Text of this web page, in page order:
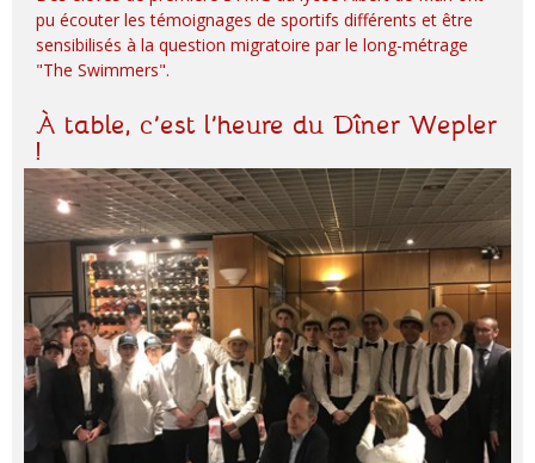
pu écouter les témoignages de sportifs différents et être
sensibilisés à la question migratoire par le long-métrage
"The Swimmers".
À table, c’est l’heure du Dîner Wepler
!